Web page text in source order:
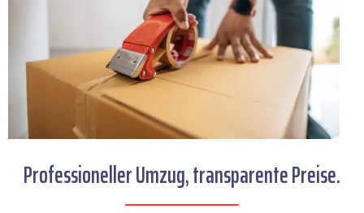
Professioneller Umzug, transparente Preise.